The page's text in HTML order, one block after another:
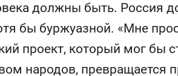
должны быть. Россия
бы буржуазной. «Мне
проект, который мог бы
народов, превращается
и даже
«Франт»
любителей
когда человек
свою
стрессом»